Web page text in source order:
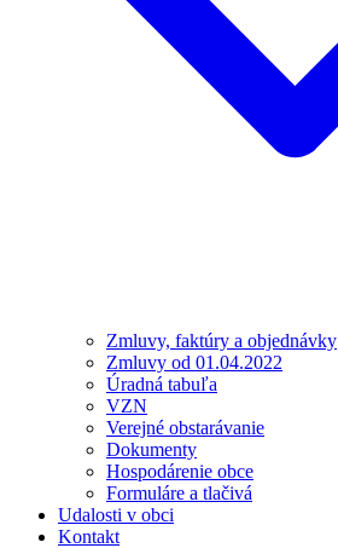
Zmluvy, faktúry a objednávky
Zmluvy od 01.04.2022
Úradná tabuľa
VZN
Verejné obstarávanie
Dokumenty
Hospodárenie obce
Formuláre a tlačivá
Udalosti v obci
Kontakt